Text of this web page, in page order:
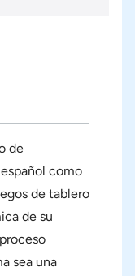
de
como
de tablero
de su
sea una